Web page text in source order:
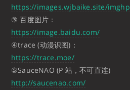
https://images.wjbaike.site/imghp
③ 百度图片：
https://image.baidu.com/
④trace (动漫识图)：
https://trace.moe/
⑤SauceNAO (P 站，不可直连)
http://saucenao.com/